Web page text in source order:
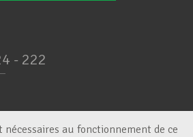
- 222
nécessaires au fonctionnement de ce